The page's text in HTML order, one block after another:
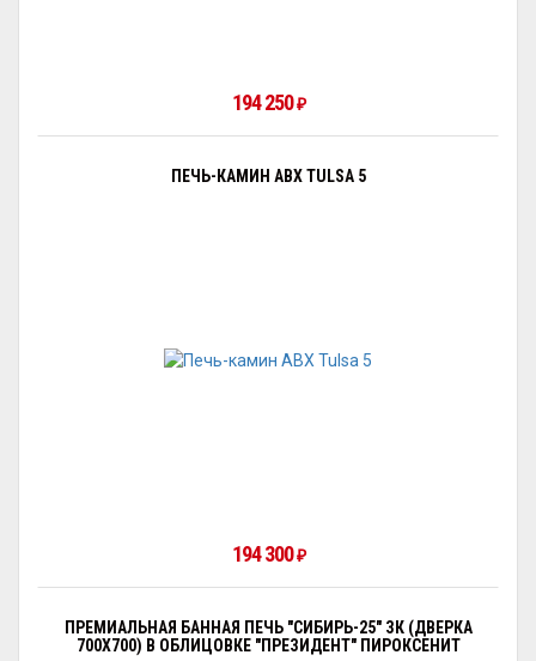
194 250₽
ПЕЧЬ-КАМИН ABX TULSA 5
194 300₽
ПРЕМИАЛЬНАЯ БАННАЯ ПЕЧЬ "СИБИРЬ-25" ЗК (ДВЕРКА
700Х700) В ОБЛИЦОВКЕ "ПРЕЗИДЕНТ" ПИРОКСЕНИТ